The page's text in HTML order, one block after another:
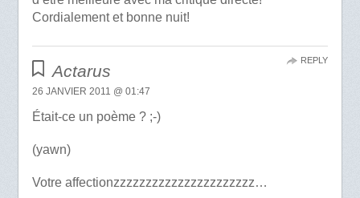
Cordialement et bonne nuit!
Actarus
26 JANVIER 2011 @ 01:47
Était-ce un poème ? ;-)
(yawn)
Votre affectionzzzzzzzzzzzzzzzzzzzzzz…
REPLY